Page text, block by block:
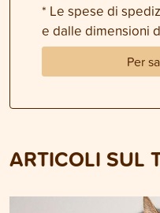
* Le spese di
e dalle dimensioni
Per
ARTICOLI SUL